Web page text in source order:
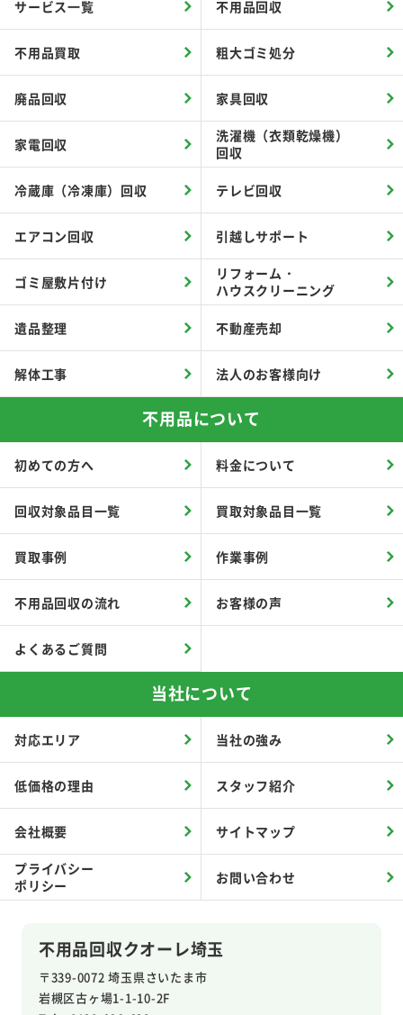
不用品回収クオーレ埼玉
〒339-0072 埼玉県さいたま市
岩槻区古ヶ場1-1-10-2F
サービス一覧 不用品回収
不用品買取 粗大ゴミ処分
廃品回収 家具回収
家電回収
洗濯機（衣類乾燥機）
回収
冷蔵庫（冷凍庫）回収 テレビ回収
エアコン回収 引越しサポート
ゴミ屋敷片付け
リフォーム・
ハウスクリーニング
遺品整理 不動産売却
解体工事 法人のお客様向け
不用品について
初めての方へ 料金について
回収対象品目一覧 買取対象品目一覧
買取事例 作業事例
不用品回収の流れ お客様の声
よくあるご質問
当社について
対応エリア 当社の強み
低価格の理由 スタッフ紹介
会社概要 サイトマップ
プライバシー
ポリシー
お問い合わせ